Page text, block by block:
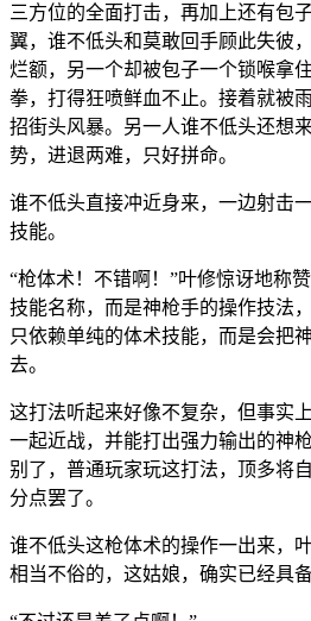
三方位的全面打击，再加上还有包
翼，谁不低头和莫敢回手顾此失彼
烂额，另一个却被包子一个锁喉拿
拳，打得狂喷鲜血不止。接着就被
招街头风暴。另一人谁不低头还想
势，进退两难，只好拼命。
谁不低头直接冲近身来，一边射击
技能。
“枪体术！不错啊！”叶修惊讶地称
技能名称，而是神枪手的操作技法
只依赖单纯的体术技能，而是会把
去。
这打法听起来好像不复杂，但事实
一起近战，并能打出强力输出的神
别了，普通玩家玩这打法，顶多将
分点罢了。
谁不低头这枪体术的操作一出来，
相当不俗的，这姑娘，确实已经具